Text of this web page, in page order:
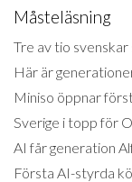
Måsteläsning
Tre av tio
Här är
Miniso öppnar
Sverige i topp för
AI får generation
Första AI-styrda